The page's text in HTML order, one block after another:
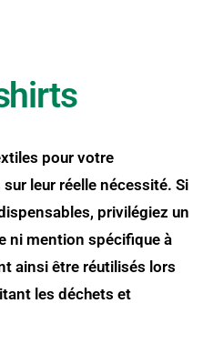
pour votre
leur réelle nécessité. Si
privilégiez un
ni mention spécifique à
ainsi être réutilisés lors
les déchets et